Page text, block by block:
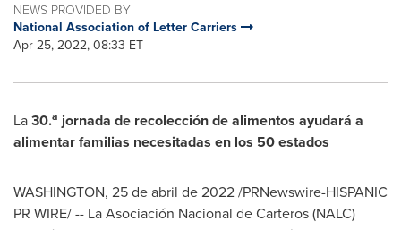
NEWS PROVIDED BY
National Association of Letter Carriers
Apr 25, 2022, 08:33 ET
La30.a jornada de recolección de alimentos ayudará a
alimentar familias necesitadas en los 50 estados
WASHINGTON, 25 de abril de 2022/PRNewswire-HISPANIC
PR WIRE/ -- La Asociación Nacional de Carteros (NALC)